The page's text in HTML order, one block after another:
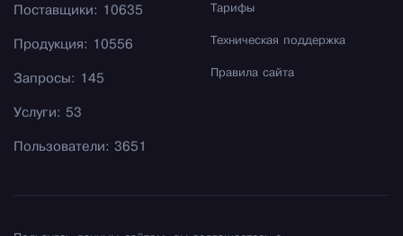
Тарифы
Техническая поддержка
Правила сайта
Поставщики: 10635
Продукция: 10556
Запросы: 145
Услуги: 53
Пользователи: 3651